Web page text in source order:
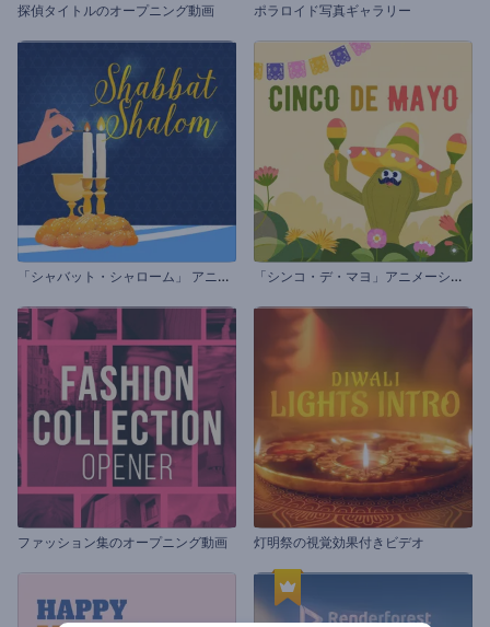
探偵タイトルのオープニング動画 ポラロイド写真ギャラリー
「
シャバット・シャローム」 アニメーション 「
シンコ・デ・マヨ」アニメーション
ファッション集のオープニング動画 灯明祭の視覚効果付きビデオ